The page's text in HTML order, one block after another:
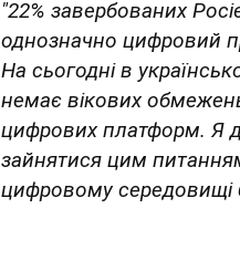
"22% завербованих
однозначно цифровий
На сьогодні в
немає вікових
цифрових платформ. Я
зайнятися цим
цифровому середовищі